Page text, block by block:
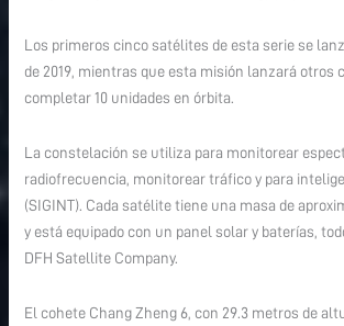
Los primeros cinco satélites de esta serie se
de 2019, mientras que esta misión lanzará otros
completar 10 unidades en órbita.
La constelación se utiliza para monitorear
radiofrecuencia, monitorear tráfico y para
(SIGINT). Cada satélite tiene una masa de
y está equipado con un panel solar y baterías,
DFH Satellite Company.
El cohete Chang Zheng 6, con 29.3 metros de